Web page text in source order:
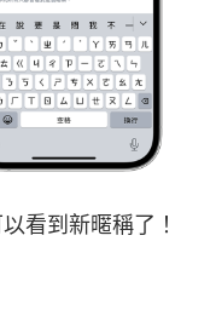
看到新暱稱了！